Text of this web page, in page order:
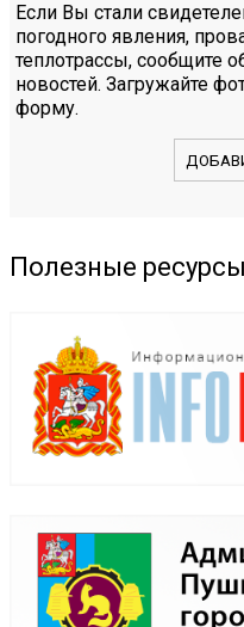
Если Вы стали
погодного явления,
теплотрассы, сообщите
новостей. Загружайте
форму.
Полезные ресурсы